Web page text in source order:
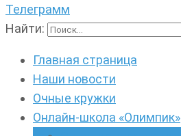
Телеграмм
Найти:
Главная страница
Наши новости
Очные кружки
Онлайн-школа «Олимпик»